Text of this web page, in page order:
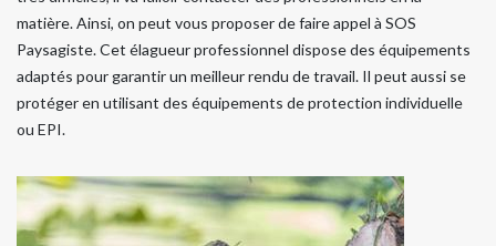
matière. Ainsi, on peut vous proposer de faire appel à SOS
Paysagiste. Cet élagueur professionnel dispose des équipements
adaptés pour garantir un meilleur rendu de travail. Il peut aussi se
protéger en utilisant des équipements de protection individuelle
ou EPI.